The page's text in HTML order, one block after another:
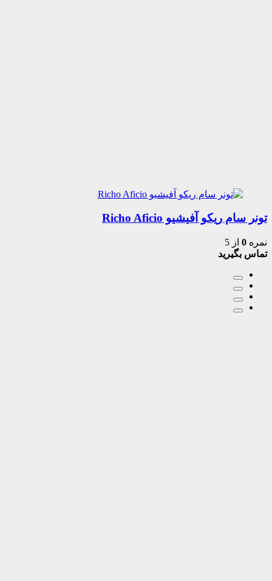
تونر سام ریکو آفیشیو Richo Aficio
نمره 0 از 5
تماس بگیرید